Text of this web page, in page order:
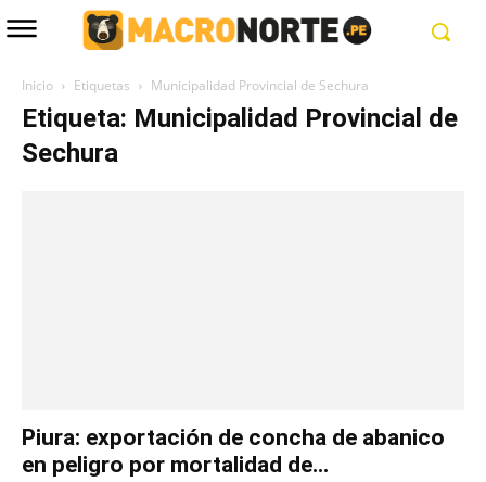
Inicio Etiquetas Municipalidad Provincial de Sechura
Etiqueta: Municipalidad Provincial de
Sechura
Piura: exportación de concha de abanico
en peligro por mortalidad de...